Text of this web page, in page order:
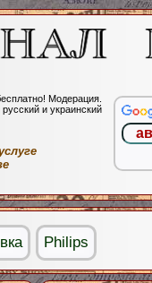
Модерация.
русский и украинский
Philips